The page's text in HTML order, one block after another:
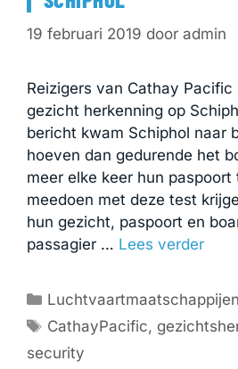
19 februari 2019 door admin
Reizigers van Cathay
gezicht herkenning op
bericht kwam Schiphol naar
hoeven dan gedurende het
meer elke keer hun
meedoen met deze test
hun gezicht, paspoort en
passagier … Lees verder
Categorieën
Luchtvaartmaatschappijen
Tags
CathayPacific,
security